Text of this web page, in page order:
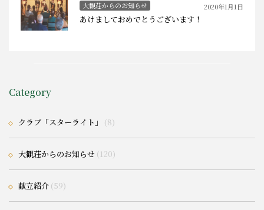
大観荘からのお知らせ 2020年1月1日
あけましておめでとうございます！
Category
クラブ「スターライト」 (8)
大観荘からのお知らせ (120)
献立紹介 (59)